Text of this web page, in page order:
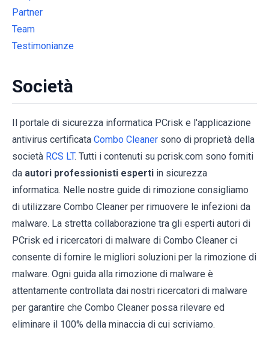
Partner
Team
Testimonianze
Società
Il portale di sicurezza informatica PCrisk e l'applicazione
antivirus certificata Combo Cleaner sono di proprietà della
società RCS LT. Tutti i contenuti su pcrisk.com sono forniti
da autori professionisti esperti in sicurezza
informatica. Nelle nostre guide di rimozione consigliamo
di utilizzare Combo Cleaner per rimuovere le infezioni da
malware. La stretta collaborazione tra gli esperti autori di
PCrisk ed i ricercatori di malware di Combo Cleaner ci
consente di fornire le migliori soluzioni per la rimozione di
malware. Ogni guida alla rimozione di malware è
attentamente controllata dai nostri ricercatori di malware
per garantire che Combo Cleaner possa rilevare ed
eliminare il 100% della minaccia di cui scriviamo.